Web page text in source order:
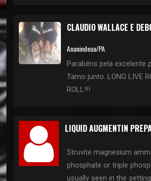
CLAUDIO WALLACE E
Ananindeua/PA
Parabéns pela excelente
Tamo junto. LONG LIVE
ROLL!!!
LIQUID AUGMENTIN
Struvite magnesium
phosphate or triple
usually seen in the